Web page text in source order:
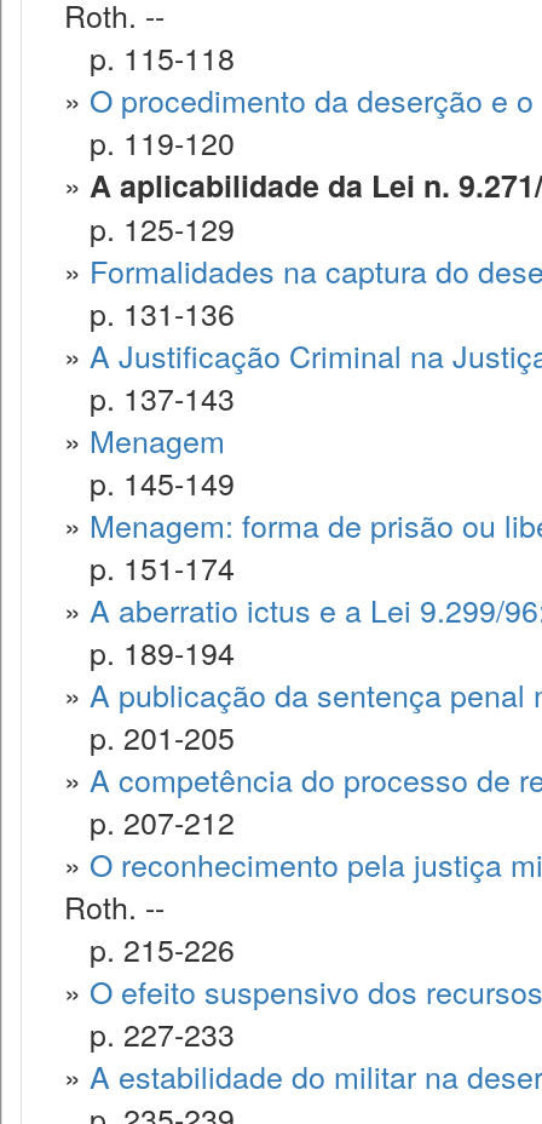
Roth. --
p. 115-118
» O procedimento da deserção e
p. 119-120
» A aplicabilidade da Lei n.
p. 125-129
» Formalidades na captura do
p. 131-136
» A Justificação Criminal na
p. 137-143
» Menagem
p. 145-149
» Menagem: forma de prisão ou
p. 151-174
» A aberratio ictus e a Lei 9.299/
p. 189-194
» A publicação da sentença penal
p. 201-205
» A competência do processo de
p. 207-212
» O reconhecimento pela justiça
Roth. --
p. 215-226
» O efeito suspensivo dos
p. 227-233
» A estabilidade do militar na